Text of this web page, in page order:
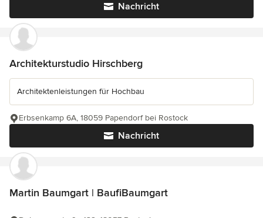
Nachricht
Architekturstudio Hirschberg
Architektenleistungen für Hochbau
Nachricht
Erbsenkamp 6A, 18059 Papendorf bei Rostock
Martin Baumgart | BaufiBaumgart